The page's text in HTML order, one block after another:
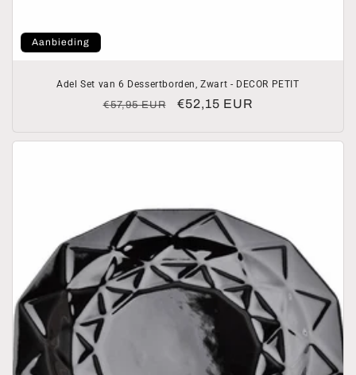
Aanbieding
Adel Set van 6 Dessertborden, Zwart - DECOR PETIT
Normale
€57,95 EUR Aanbiedingsprijs
€52,15 EUR